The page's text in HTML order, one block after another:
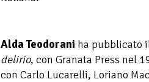
Alda Teodorani ha pubblicato
delirio, con Granata Press nel
con Carlo Lucarelli, Loriano